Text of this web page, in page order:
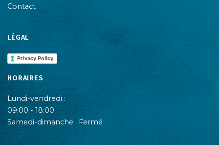
Contact
LÉGAL
Privacy Policy
HORAIRES
Lundi-vendredi :
09:00 - 18:00
Samedi-dimanche : Fermé